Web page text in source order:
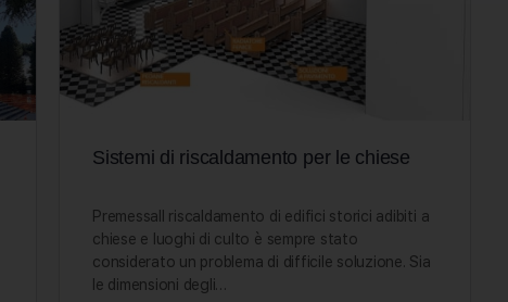
Sistemi di riscaldamento per le chiese
PremessaIl riscaldamento di edifici storici adibiti a
chiese e luoghi di culto è sempre stato
considerato un problema di difficile soluzione. Sia
le dimensioni degli…